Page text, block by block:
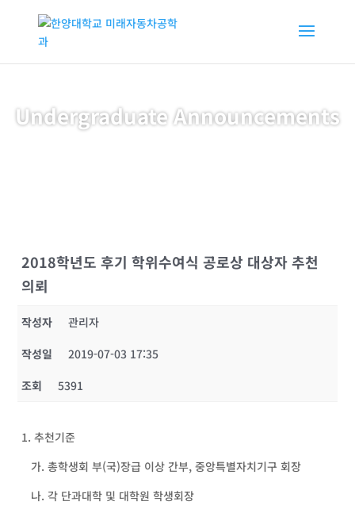
Undergraduate Announcements
2018학년도 후기 학위수여식 공로상 대상자 추천
의뢰
작성자
관리자
작성일
2019-07-03 17:35
조회
5391
1. 추천기준
가. 총학생회 부(국)장급 이상 간부, 중앙특별자치기구 회장
나. 각 단과대학 및 대학원 학생회장